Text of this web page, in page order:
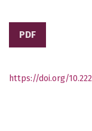
PDF
https://doi.org/